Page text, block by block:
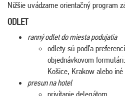
Nižšie uvádzame orientačný program
ODLET
ranný odlet do miesta podujatia
odlety sú podľa
objednávkovom
Košice, Krakow alebo iné
presun na hotel
privítanie delegátom